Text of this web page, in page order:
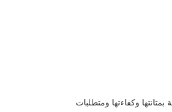
وكفاءتها ومتطلبات